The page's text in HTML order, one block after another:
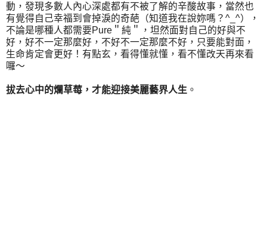
動，發現多數人內心深處都有不被了解的辛酸故事，當然也
有覺得自己幸福到會掉淚的奇葩（知道我在說妳嗎？^_^），
不論是哪種人都需要Pure＂純＂，坦然面對自己的好與不
好，好不一定那麼好，不好不一定那麼不好，只要能對面，
生命肯定會更好！有點玄，看得懂就懂，看不懂改天再來看
囉～
拔去心中的爛草莓，才能迎接美麗藝界人生 。